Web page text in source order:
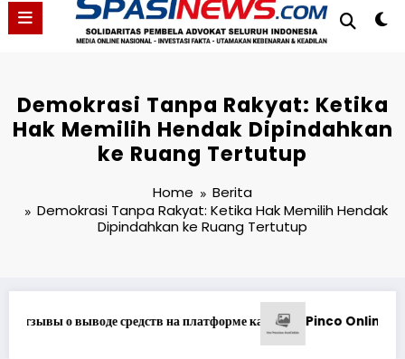
Demokrasi Tanpa Rakyat: Ketika
Hak Memilih Hendak Dipindahkan
ke Ruang Tertutup
Home
Berita
Demokrasi Tanpa Rakyat: Ketika Hak Memilih Hendak
Dipindahkan ke Ruang Tertutup
Müştəri Xidmətlərindən Nələr Gözlədiyi
*Pastikan Pekayanan